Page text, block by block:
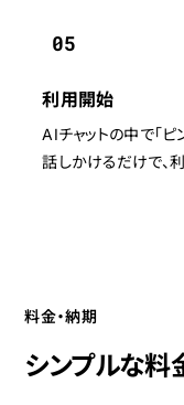
05
利用開始
AIチャットの中で「
話しかけるだけで、
料金・納期
シンプルな料